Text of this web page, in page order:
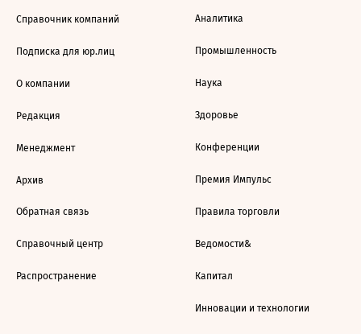
Справочник компаний
Подписка для юр.лиц
О компании
Редакция
Менеджмент
Архив
Обратная связь
Справочный центр
Распространение
Аналитика
Промышленность
Наука
Здоровье
Конференции
Премия Импульс
Правила торговли
Ведомости&
Капитал
Инновации и технологии